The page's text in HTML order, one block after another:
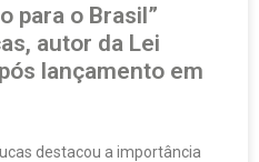
para o Brasil”
autor da Lei
lançamento em
destacou a importância